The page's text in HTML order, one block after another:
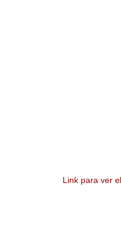
Link para ver